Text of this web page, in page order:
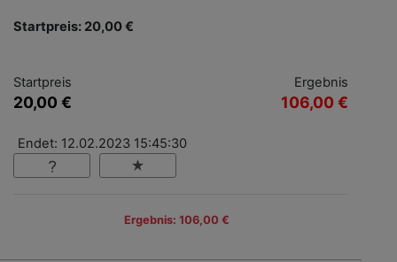
Startpreis: 20,00 €
Startpreis
20,00 €
Ergebnis
106,00 €
Endet: 12.02.2023 15:45:30
Ergebnis: 106,00 €